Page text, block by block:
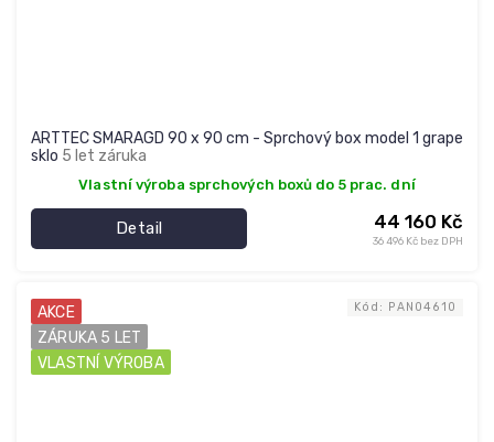
ARTTEC SMARAGD 90 x 90 cm - Sprchový box model 1 grape
sklo 5 let záruka
Vlastní výroba sprchových boxů do 5 prac. dní
36 496 Kč bez DPH
44 160 Kč
Detail
AKCE
ZÁRUKA 5 LET
VLASTNÍ VÝROBA
Kód: PAN04610